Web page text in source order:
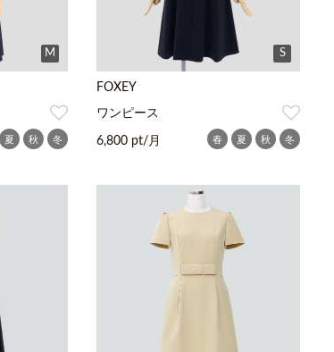
M
夏 秋 冬
S
FOXEY
ワンピース
6,800 pt/月 春 夏 秋 冬